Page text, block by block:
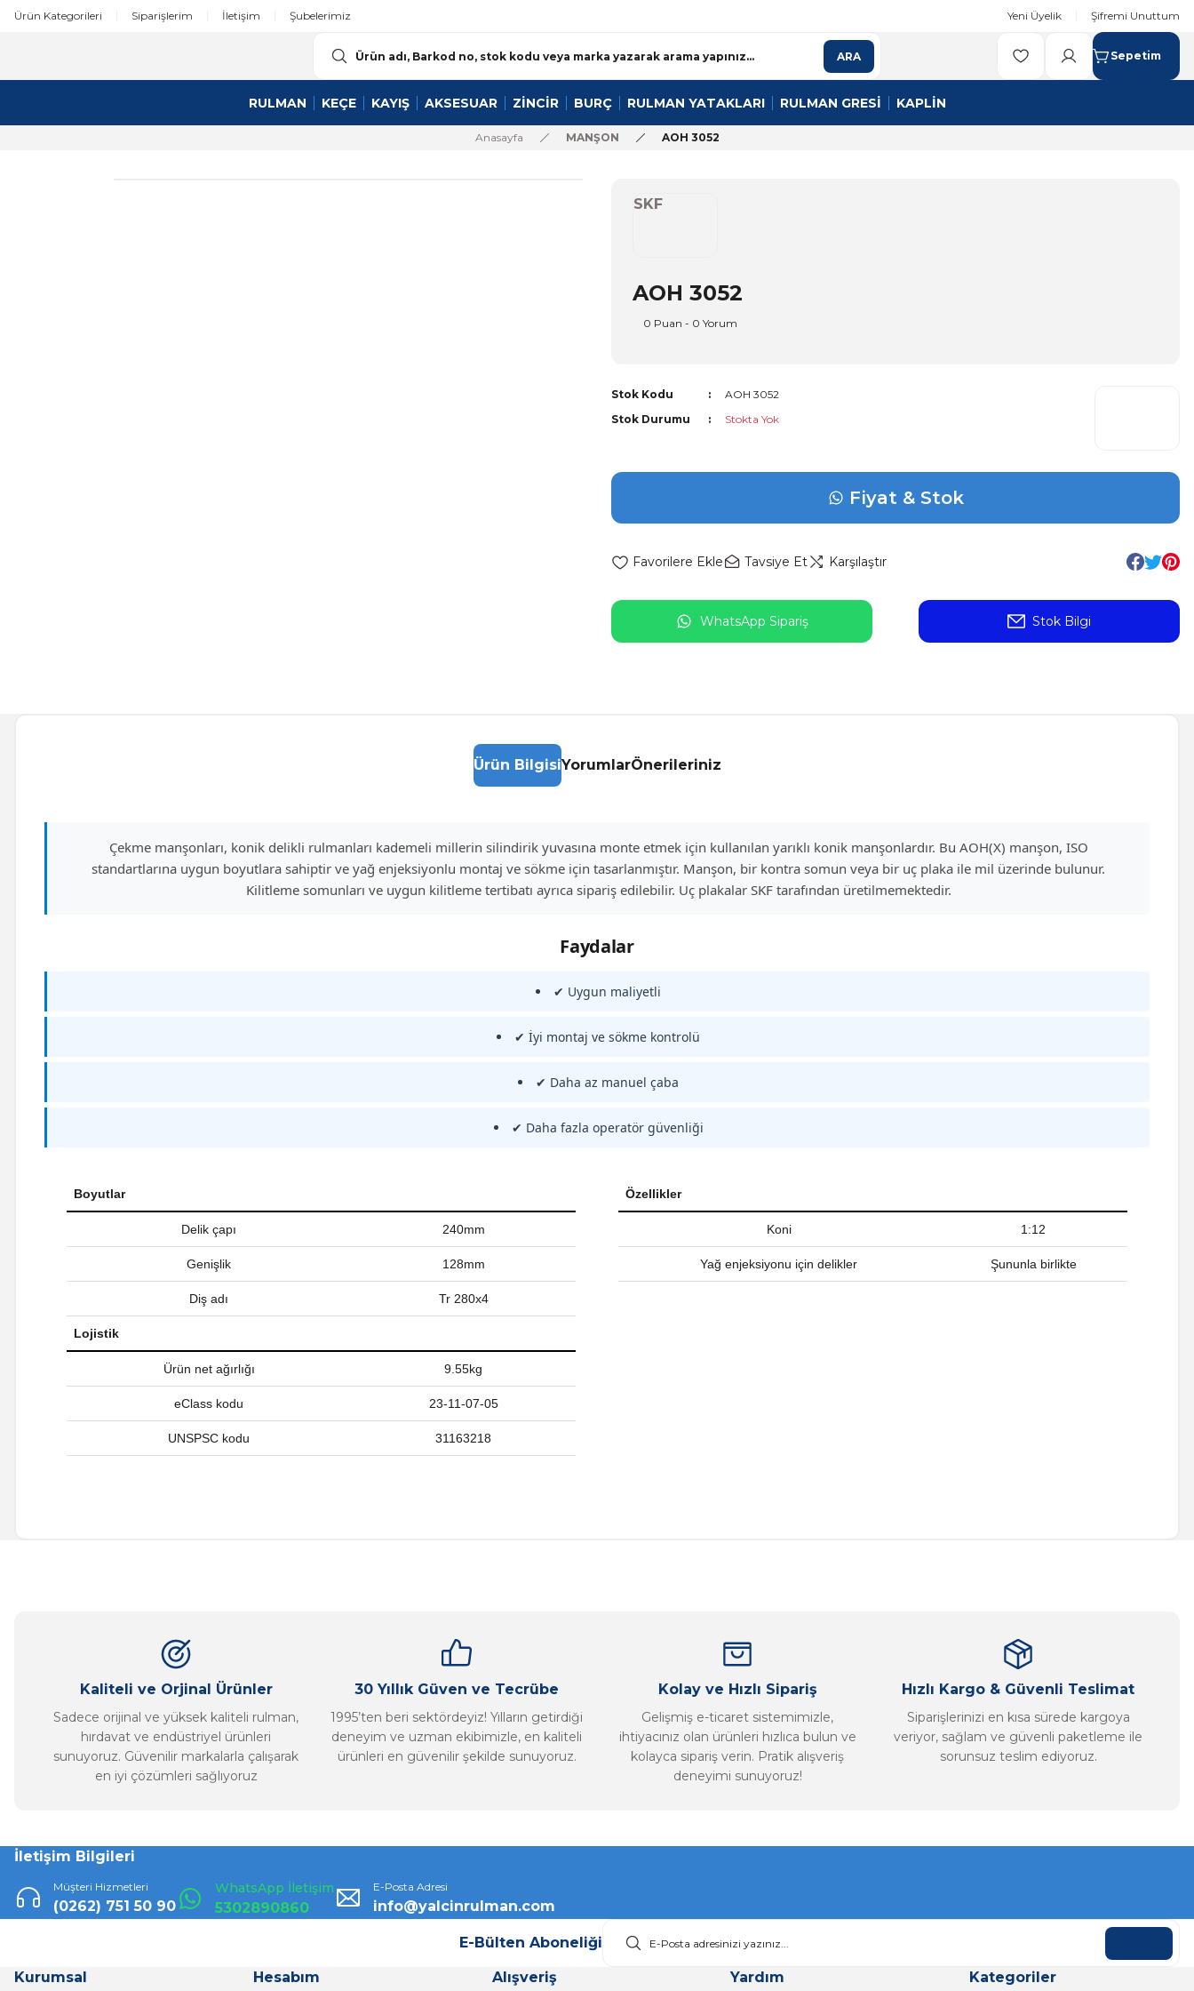
Ürün Kategorileri Siparişlerim İletişim Şubelerimiz Yeni Üyelik Şifremi Unuttum
ARA Sepetim
RULMAN KEÇE KAYIŞ AKSESUAR ZİNCİR BURÇ RULMAN YATAKLARI RULMAN GRESİ KAPLİN
Anasayfa MANŞON AOH 3052
SKF
AOH 3052
0 Puan - 0 Yorum
Stok Kodu
AOH 3052
Stok Durumu
Stokta Yok
Fiyat & Stok
Tavsiye Et Karşılaştır
WhatsApp Sipariş Stok Bilgi
Ürün BilgisiYorumlarÖnerileriniz
Çekme manşonları, konik delikli rulmanları kademeli millerin silindirik yuvasına monte etmek için kullanılan yarıklı konik manşonlardır. Bu AOH(X) manşon, ISO
standartlarına uygun boyutlara sahiptir ve yağ enjeksiyonlu montaj ve sökme için tasarlanmıştır. Manşon, bir kontra somun veya bir uç plaka ile mil üzerinde bulunur.
Kilitleme somunları ve uygun kilitleme tertibatı ayrıca sipariş edilebilir. Uç plakalar SKF tarafından üretilmemektedir.
Faydalar
✔ Uygun maliyetli
✔ İyi montaj ve sökme kontrolü
✔ Daha az manuel çaba
✔ Daha fazla operatör güvenliği
Boyutlar
Delik çapı 240mm
Genişlik 128mm
Diş adı Tr 280x4
Lojistik
Ürün net ağırlığı 9.55kg
eClass kodu 23-11-07-05
UNSPSC kodu 31163218
Özellikler
Koni 1:12
Yağ enjeksiyonu için delikler Şununla birlikte
Ürün fiyatı diğer sitelerden daha pahalı.
Bu ürüne benzer farklı alternatifler olmalı.
Kaliteli ve Orjinal Ürünler
Sadece orijinal ve yüksek kaliteli rulman,
hırdavat ve endüstriyel ürünleri
sunuyoruz. Güvenilir markalarla çalışarak
en iyi çözümleri sağlıyoruz
30 Yıllık Güven ve Tecrübe
1995’ten beri sektördeyiz! Yılların getirdiği
deneyim ve uzman ekibimizle, en kaliteli
ürünleri en güvenilir şekilde sunuyoruz.
Kolay ve Hızlı Sipariş
Gelişmiş e-ticaret sistemimizle,
ihtiyacınız olan ürünleri hızlıca bulun ve
kolayca sipariş verin. Pratik alışveriş
deneyimi sunuyoruz!
Hızlı Kargo & Güvenli Teslimat
Siparişlerinizi en kısa sürede kargoya
veriyor, sağlam ve güvenli paketleme ile
sorunsuz teslim ediyoruz.
İletişim Bilgileri
Müşteri Hizmetleri
(0262) 751 50 90
WhatsApp İletişim
5302890860
E-Posta Adresi
info@yalcinrulman.com
E-Bülten Aboneliği
Kurumsal Hesabım Alışveriş Yardım Kategoriler